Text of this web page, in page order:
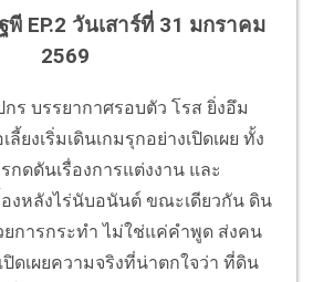
พี EP.2 วันเสาร์ที่ 31 มกราคม
2569
ร บรรยากาศรอบตัว โรส ยิ่งอึม
ยงเริ่มเดินเกมรุกอย่างเปิดเผย ทั้ง
ดดันเรื่องการแต่งงาน และ
งหลังไร่นับอนันต์ ขณะเดียวกัน ดิน
ยการกระทำ ไม่ใช่แค่คำพูด ส่งคน
ปิดเผยความจริงที่น่าตกใจว่า ที่ดิน